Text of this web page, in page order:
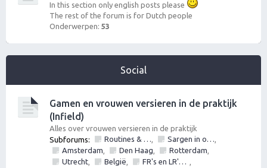
In this section only english posts please
The rest of the forum is for Dutch people
Onderwerpen: 53
Social
Gamen en vrouwen versieren in de praktijk
(Infield)
Alles over vrouwen versieren in de praktijk
Subforums:
Routines & Games mbt vrouwen versieren, verleiden, ontmoeten en daten , Sargen in of vrouwen versieren op locatie in?
,
Amsterdam, Den Haag, Rotterdam,
Utrecht, België, FR's en LR's (alles mag fotos, nummers, etc)
,